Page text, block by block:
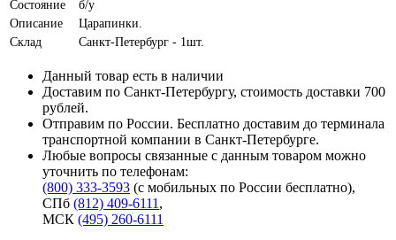
Состояние
б/у
Описание
Царапинки.
Склад
Санкт-Петербург - 1шт.
Данный товар есть в наличии
Доставим по Санкт-Петербургу, стоимость доставки 700
рублей.
Отправим по России. Бесплатно доставим до терминала
транспортной компании в Санкт-Петербурге.
Любые вопросы связанные с данным товаром можно
уточнить по телефонам:
(800) 333-3593 (с мобильных по России бесплатно),
СПб (812) 409-6111 ,
МСК (495) 260-6111